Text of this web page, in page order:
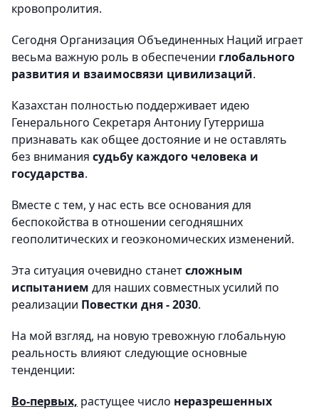
кровопролития.
Сегодня Организация Объединенных Наций играет
весьма важную роль в обеспечении глобального
развития и взаимосвязи цивилизаций.
Казахстан полностью поддерживает идею
Генерального Секретаря Антониу Гутерриша
признавать как общее достояние и не оставлять
без внимания судьбу каждого человека и
государства.
Вместе с тем, у нас есть все основания для
беспокойства в отношении сегодняшних
геополитических и геоэкономических изменений.
Эта ситуация очевидно станетсложным
испытанием для наших совместных усилий по
реализации Повестки дня - 2030.
На мой взгляд, на новую тревожную глобальную
реальность влияют следующие основные
тенденции:
Во-первых, растущее число неразрешенных